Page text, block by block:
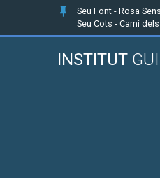
Seu Font - Rosa
Seu Cots - Cami
INSTITUT